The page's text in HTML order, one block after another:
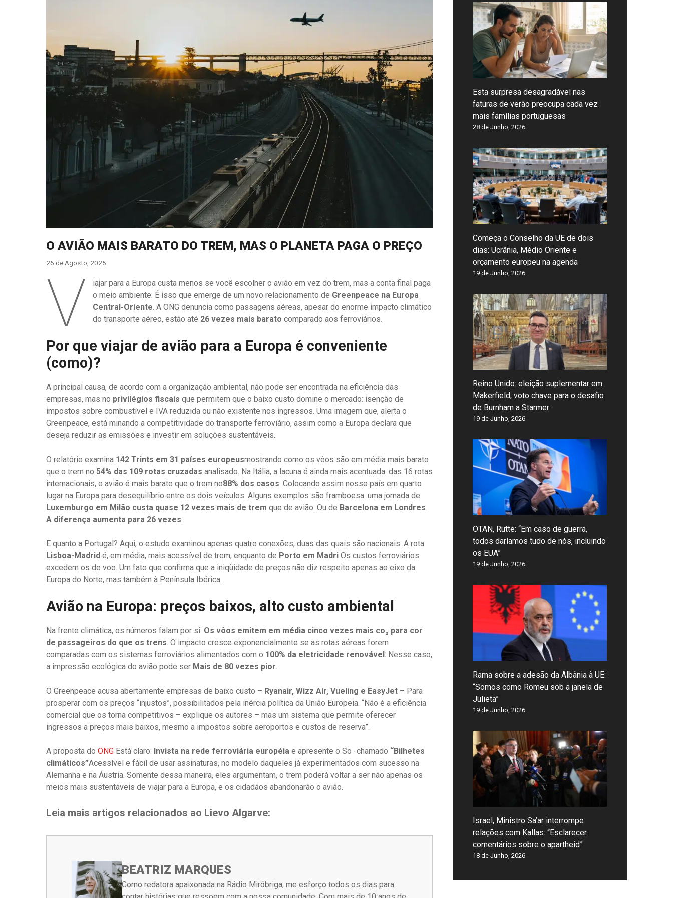
O AVIÃO MAIS BARATO DO TREM, MAS O PLANETA PAGA O PREÇO
26 de Agosto, 2025
V
iajar para a Europa custa menos se você escolher o avião em vez do trem, mas a conta final paga
o meio ambiente. É isso que emerge de um novo relacionamento de Greenpeace na Europa
Central-Oriente. A ONG denuncia como passagens aéreas, apesar do enorme impacto climático
do transporte aéreo, estão até 26 vezes mais barato comparado aos ferroviários.
Por que viajar de avião para a Europa é conveniente
(como)?
A principal causa, de acordo com a organização ambiental, não pode ser encontrada na eficiência das
empresas, mas no privilégios fiscais que permitem que o baixo custo domine o mercado: isenção de
impostos sobre combustível e IVA reduzida ou não existente nos ingressos. Uma imagem que, alerta o
Greenpeace, está minando a competitividade do transporte ferroviário, assim como a Europa declara que
deseja reduzir as emissões e investir em soluções sustentáveis.
O relatório examina 142 Trints em 31 países europeusmostrando como os vôos são em média mais barato
que o trem no 54% das 109 rotas cruzadas analisado. Na Itália, a lacuna é ainda mais acentuada: das 16 rotas
internacionais, o avião é mais barato que o trem no88% dos casos. Colocando assim nosso país em quarto
lugar na Europa para desequilíbrio entre os dois veículos. Alguns exemplos são framboesa: uma jornada de
Luxemburgo em Milão custa quase 12 vezes mais de trem que de avião. Ou de Barcelona em Londres
A diferença aumenta para 26 vezes.
E quanto a Portugal? Aqui, o estudo examinou apenas quatro conexões, duas das quais são nacionais. A rota
Lisboa-Madrid é, em média, mais acessível de trem, enquanto de Porto em Madri Os custos ferroviários
excedem os do voo. Um fato que confirma que a iniqüidade de preços não diz respeito apenas ao eixo da
Europa do Norte, mas também à Península Ibérica.
Avião na Europa: preços baixos, alto custo ambiental
Na frente climática, os números falam por si: Os vôos emitem em média cinco vezes mais co₂ para cor
de passageiros do que os trens. O impacto cresce exponencialmente se as rotas aéreas forem
comparadas com os sistemas ferroviários alimentados com o 100% da eletricidade renovável: Nesse caso,
a impressão ecológica do avião pode ser Mais de 80 vezes pior.
O Greenpeace acusa abertamente empresas de baixo custo – Ryanair, Wizz Air, Vueling e EasyJet – Para
prosperar com os preços “injustos”, possibilitados pela inércia política da União Europeia. “Não é a eficiência
comercial que os torna competitivos – explique os autores – mas um sistema que permite oferecer
ingressos a preços mais baixos, mesmo a impostos sobre aeroportos e custos de reserva”.
A proposta do ONG Está claro: Invista na rede ferroviária européia e apresente o So -chamado “Bilhetes
climáticos”Acessível e fácil de usar assinaturas, no modelo daqueles já experimentados com sucesso na
Alemanha e na Áustria. Somente dessa maneira, eles argumentam, o trem poderá voltar a ser não apenas os
meios mais sustentáveis ​​de viajar para a Europa, e os cidadãos abandonarão o avião.
Leia mais artigos relacionados ao Lievo Algarve:
BEATRIZ MARQUES
Como redatora apaixonada na Rádio Miróbriga, me esforço todos os dias para
Esta surpresa desagradável nas
faturas de verão preocupa cada vez
mais famílias portuguesas
28 de Junho, 2026
Começa o Conselho da UE de dois
dias: Ucrânia, Médio Oriente e
orçamento europeu na agenda
19 de Junho, 2026
Reino Unido: eleição suplementar em
Makerfield, voto chave para o desafio
de Burnham a Starmer
19 de Junho, 2026
OTAN, Rutte: “Em caso de guerra,
todos daríamos tudo de nós, incluindo
os EUA”
19 de Junho, 2026
Rama sobre a adesão da Albânia à UE:
“Somos como Romeu sob a janela de
Julieta”
19 de Junho, 2026
Israel, Ministro Sa’ar interrompe
relações com Kallas: “Esclarecer
comentários sobre o apartheid”
18 de Junho, 2026